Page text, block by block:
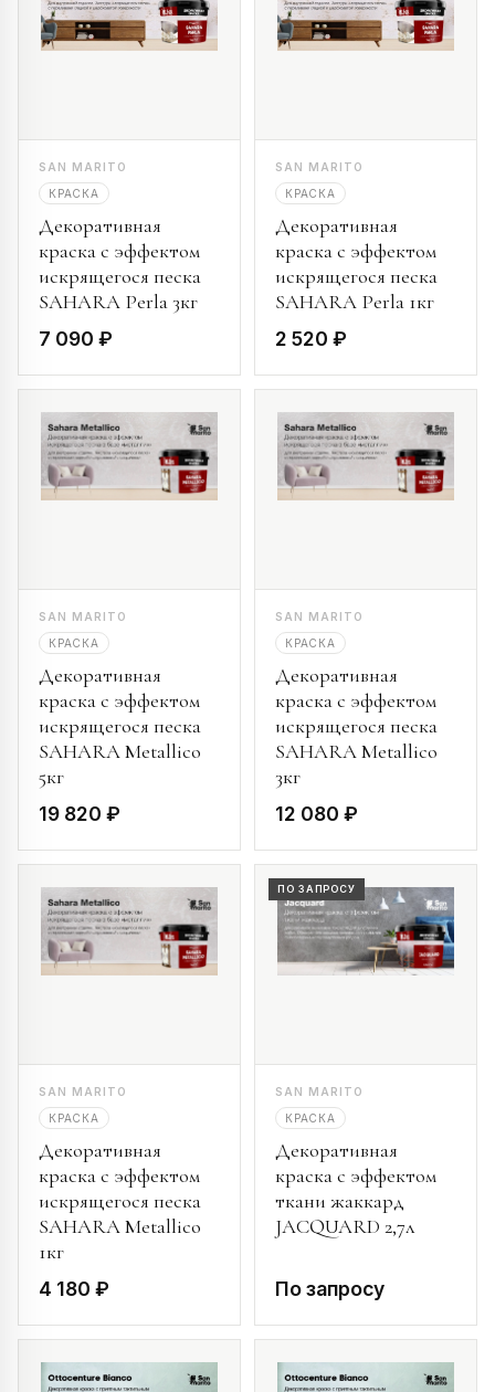
SAN MARITO
КРАСКА
Декоративная
краска с эффектом
искрящегося песка
SAHARA Perla 3кг
7 090 ₽
SAN MARITO
КРАСКА
Декоративная
краска с эффектом
искрящегося песка
SAHARA Perla 1кг
2 520 ₽
SAN MARITO
КРАСКА
Декоративная
краска с эффектом
искрящегося песка
SAHARA Metallico
5кг
19 820 ₽
SAN MARITO
КРАСКА
Декоративная
краска с эффектом
искрящегося песка
SAHARA Metallico
3кг
12 080 ₽
SAN MARITO
КРАСКА
Декоративная
краска с эффектом
искрящегося песка
SAHARA Metallico
1кг
4 180 ₽
ПО ЗАПРОСУ
SAN MARITO
КРАСКА
Декоративная
краска с эффектом
ткани жаккард
JACQUARD 2,7л
По запросу